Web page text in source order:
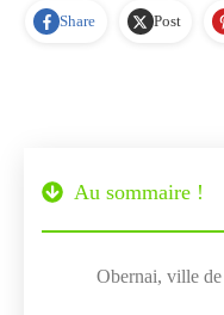
Share Post
Au sommaire !
Obernai, ville